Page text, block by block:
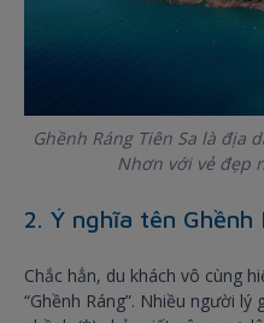
Ghềnh Ráng Tiên Sa là địa
Nhơn với vẻ đẹp
2. Ý nghĩa tên Ghềnh
Chắc hẳn, du khách vô cùng
“Ghềnh Ráng”. Nhiều người